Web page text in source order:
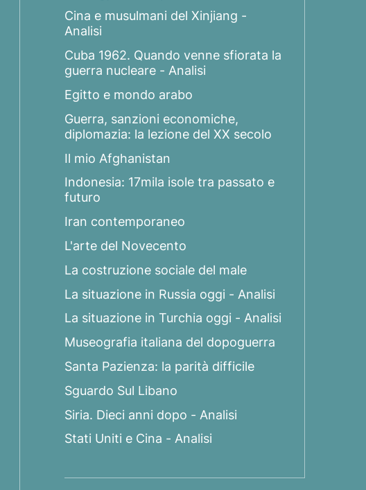
Cina e musulmani del Xinjiang -
Analisi
Cuba 1962. Quando venne sfiorata la
guerra nucleare - Analisi
Egitto e mondo arabo
Guerra, sanzioni economiche,
diplomazia: la lezione del XX secolo
Il mio Afghanistan
Indonesia: 17mila isole tra passato e
futuro
Iran contemporaneo
L'arte del Novecento
La costruzione sociale del male
La situazione in Russia oggi - Analisi
La situazione in Turchia oggi - Analisi
Museografia italiana del dopoguerra
Santa Pazienza: la parità difficile
Sguardo Sul Libano
Siria. Dieci anni dopo - Analisi
Stati Uniti e Cina - Analisi